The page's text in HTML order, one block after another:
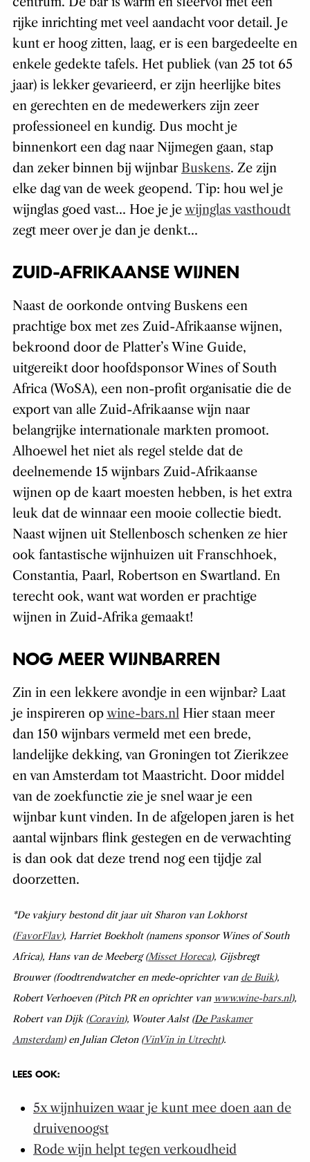
rijke inrichting met veel aandacht voor detail. Je
kunt er hoog zitten, laag, er is een bargedeelte en
enkele gedekte tafels. Het publiek (van 25 tot 65
jaar) is lekker gevarieerd, er zijn heerlijke bites
en gerechten en de medewerkers zijn zeer
professioneel en kundig. Dus mocht je
binnenkort een dag naar Nijmegen gaan, stap
dan zeker binnen bij wijnbar Buskens. Ze zijn
elke dag van de week geopend. Tip: hou wel je
wijnglas goed vast… Hoe je jewijnglas vasthoudt
zegt meer over je dan je denkt…
ZUID-AFRIKAANSE WIJNEN
Naast de oorkonde ontving Buskens een
prachtige box met zes Zuid-Afrikaanse wijnen,
bekroond door de Platter’s Wine Guide,
uitgereikt door hoofdsponsor Wines of South
Africa (WoSA), een non-profit organisatie die de
export van alle Zuid-Afrikaanse wijn naar
belangrijke internationale markten promoot.
Alhoewel het niet als regel stelde dat de
deelnemende 15 wijnbars Zuid-Afrikaanse
wijnen op de kaart moesten hebben, is het extra
leuk dat de winnaar een mooie collectie biedt.
Naast wijnen uit Stellenbosch schenken ze hier
ook fantastische wijnhuizen uit Franschhoek,
Constantia, Paarl, Robertson en Swartland. En
terecht ook, want wat worden er prachtige
wijnen in Zuid-Afrika gemaakt!
NOG MEER WIJNBARREN
Zin in een lekkere avondje in een wijnbar? Laat
je inspireren opwine-bars.nlHier staan meer
dan 150 wijnbars vermeld met een brede,
landelijke dekking, van Groningen tot Zierikzee
en van Amsterdam tot Maastricht. Door middel
van de zoekfunctie zie je snel waar je een
wijnbar kunt vinden. In de afgelopen jaren is het
aantal wijnbars flink gestegen en de verwachting
is dan ook dat deze trend nog een tijdje zal
doorzetten.
*De vakjury bestond dit jaar uit Sharon van Lokhorst
(FavorFlav), Harriet Boekholt (namens sponsor Wines of South
Africa), Hans van de Meeberg (Misset Horeca), Gijsbregt
Brouwer (foodtrendwatcher en mede-oprichter van de Buik),
Robert Verhoeven (Pitch PR en oprichter van www.wine-bars.nl),
Robert van Dijk (Coravin), Wouter Aalst (De Paskamer
Amsterdam) en Julian Cleton (VinVin in Utrecht).
LEES OOK:
5x wijnhuizen waar je kunt mee doen aan de
druivenoogst
Rode wijn helpt tegen verkoudheid